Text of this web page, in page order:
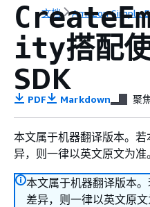
文档 Amazon Simple
ity搭配
SDK
PDF Markdown 聚
本文属于机器翻译版本。
异，则一律以英文原文为准。
本文属于机器翻译版本
差异，则一律以英文原文